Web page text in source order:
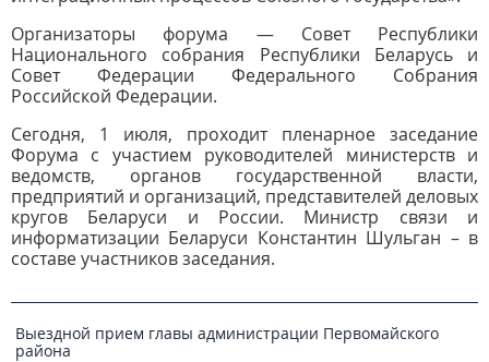
Организаторы форума — Совет Республики
Национального собрания Республики Беларусь и
Совет Федерации Федерального Собрания
Российской Федерации.
Сегодня, 1 июля, проходит пленарное заседание
Форума с участием руководителей министерств и
ведомств, органов государственной власти,
предприятий и организаций, представителей деловых
кругов Беларуси и России. Министр связи и
информатизации Беларуси Константин Шульган – в
составе участников заседания.
Выездной прием главы администрации Первомайского
района